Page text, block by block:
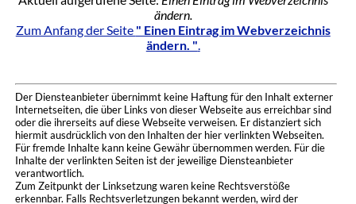
ändern.
Zum Anfang der Seite " Einen Eintrag im Webverzeichnis
ändern. ".
Der Diensteanbieter übernimmt keine Haftung für den Inhalt externer
Internetseiten, die über Links von dieser Webseite aus erreichbar sind
oder die ihrerseits auf diese Webseite verweisen. Er distanziert sich
hiermit ausdrücklich von den Inhalten der hier verlinkten Webseiten.
Für fremde Inhalte kann keine Gewähr übernommen werden. Für die
Inhalte der verlinkten Seiten ist der jeweilige Diensteanbieter
verantwortlich.
Zum Zeitpunkt der Linksetzung waren keine Rechtsverstöße
erkennbar. Falls Rechtsverletzungen bekannt werden, wird der